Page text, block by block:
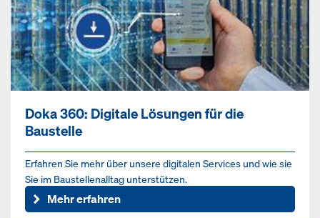
Doka 360: Digitale Lösungen für die
Baustelle
Erfahren Sie mehr über unsere digitalen Services und wie sie
Sie im Baustellenalltag unterstützen.
Mehr erfahren